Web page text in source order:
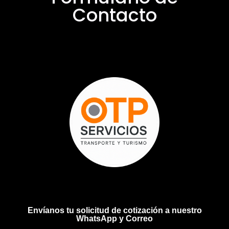
Contacto
Envíanos tu solicitud de cotización a nuestro
WhatsApp y Correo